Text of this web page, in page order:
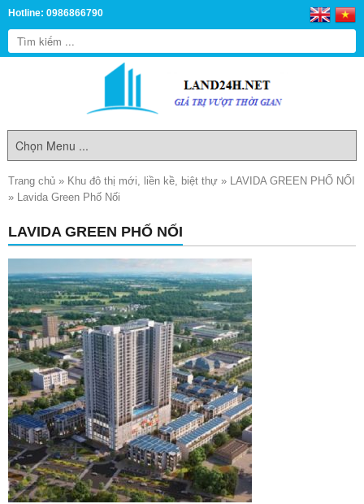
Hotline: 0986866790
Trang chủ » Khu đô thị mới, liền kề, biệt thự » LAVIDA GREEN PHỐ NỐI
» Lavida Green Phố Nối
LAVIDA GREEN PHỐ NỐI